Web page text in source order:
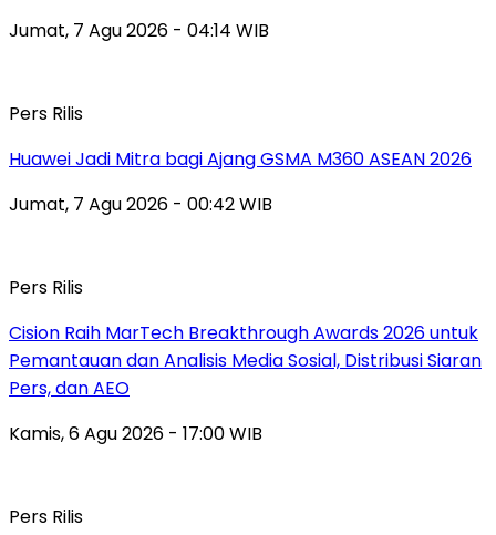
Jumat, 7 Agu 2026 - 04:14 WIB
Pers Rilis
Huawei Jadi Mitra bagi Ajang GSMA M360 ASEAN 2026
Jumat, 7 Agu 2026 - 00:42 WIB
Pers Rilis
Cision Raih MarTech Breakthrough Awards 2026 untuk
Pemantauan dan Analisis Media Sosial, Distribusi Siaran
Pers, dan AEO
Kamis, 6 Agu 2026 - 17:00 WIB
Pers Rilis